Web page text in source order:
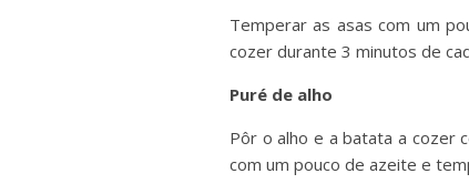
Temperar as asas com um
cozer durante 3 minutos de
Puré de alho
Pôr o alho e a batata a cozer
com um pouco de azeite e